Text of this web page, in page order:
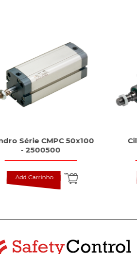
Série CMPC 50x100
- 2500500
Add Carrinho